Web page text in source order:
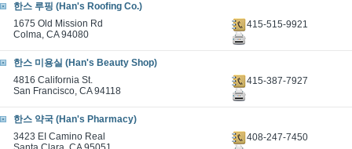
한스 루핑 (Han's Roofing Co.)
1675 Old Mission Rd
Colma, CA 94080
415-515-9921
한스 미용실 (Han's Beauty Shop)
4816 California St.
San Francisco, CA 94118
415-387-7927
한스 약국 (Han's Pharmacy)
3423 EI Camino Real
408-247-7450